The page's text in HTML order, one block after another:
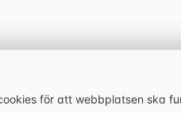
för att webbplatsen ska